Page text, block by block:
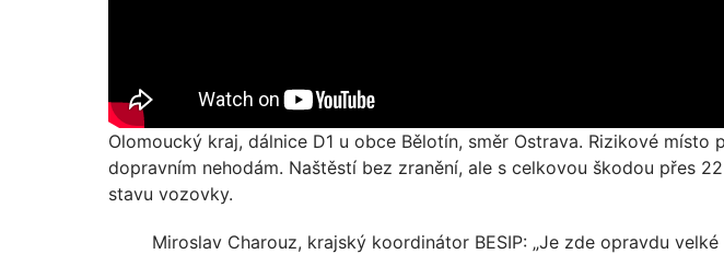
Olomoucký kraj, dálnice D1 u obce Bělotín, směr Ostrava. Rizikové
dopravním nehodám. Naštěstí bez zranění, ale s celkovou škodou přes
stavu vozovky.
Miroslav Charouz, krajský koordinátor BESIP: „Je zde opravdu